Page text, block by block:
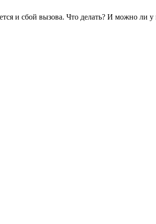
и сбой вызова. Что делать? И можно ли у